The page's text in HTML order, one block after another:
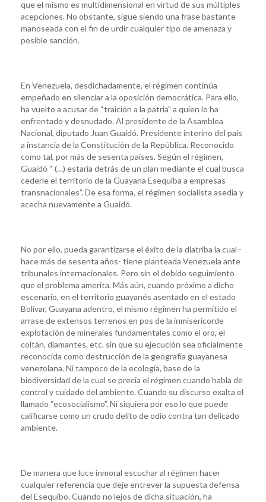
que el mismo es multidimensional en virtud de sus múltiples
acepciones. No obstante, sigue siendo una frase bastante
manoseada con el fin de urdir cualquier tipo de amenaza y
posible sanción.
En Venezuela, desdichadamente, el régimen continúa
empeñado en silenciar a la oposición democrática. Para ello,
ha vuelto a acusar de “traición a la patria” a quien lo ha
enfrentado y desnudado. Al presidente de la Asamblea
Nacional, diputado Juan Guaidó. Presidente interino del país
a instancia de la Constitución de la República. Reconocido
como tal, por más de sesenta países. Según el régimen,
Guaidó “ (…) estaría detrás de un plan mediante el cual busca
cederle el territorio de la Guayana Esequiba a empresas
transnacionales”. De esa forma, el régimen socialista asedia y
acecha nuevamente a Guaidó.
No por ello, pueda garantizarse el éxito de la diatriba la cual -
hace más de sesenta años- tiene planteada Venezuela ante
tribunales internacionales. Pero sin el debido seguimiento
que el problema amerita. Más aún, cuando próximo a dicho
escenario, en el territorio guayanés asentado en el estado
Bolívar, Guayana adentro, el mismo régimen ha permitido el
arrase de extensos terrenos en pos de la inmisericorde
explotación de minerales fundamentales como el oro, el
coltán, diamantes, etc. sin que su ejecución sea oficialmente
reconocida como destrucción de la geografía guayanesa
venezolana. Ni tampoco de la ecología, base de la
biodiversidad de la cual se precia el régimen cuando habla de
control y cuidado del ambiente. Cuando su discurso exalta el
llamado “ecosocialismo”. Ni siquiera por eso lo que puede
calificarse como un crudo delito de odio contra tan delicado
ambiente.
De manera que luce inmoral escuchar al régimen hacer
cualquier referencia que deje entrever la supuesta defensa
del Esequibo. Cuando no lejos de dicha situación, ha